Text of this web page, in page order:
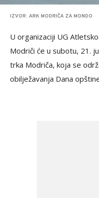
IZVOR: ARK MODRIČA ZA MONDO
U organizaciji UG
Modriči će u subotu, 21.
trka Modriča, koja se
obilježavanja Dana